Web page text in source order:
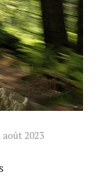
août 2023